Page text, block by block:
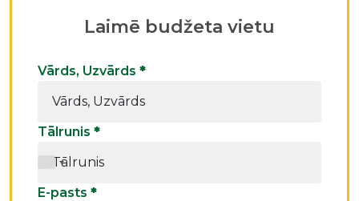
Laimē budžeta vietu
Vārds, Uzvārds *
Tālrunis *
E-pasts *